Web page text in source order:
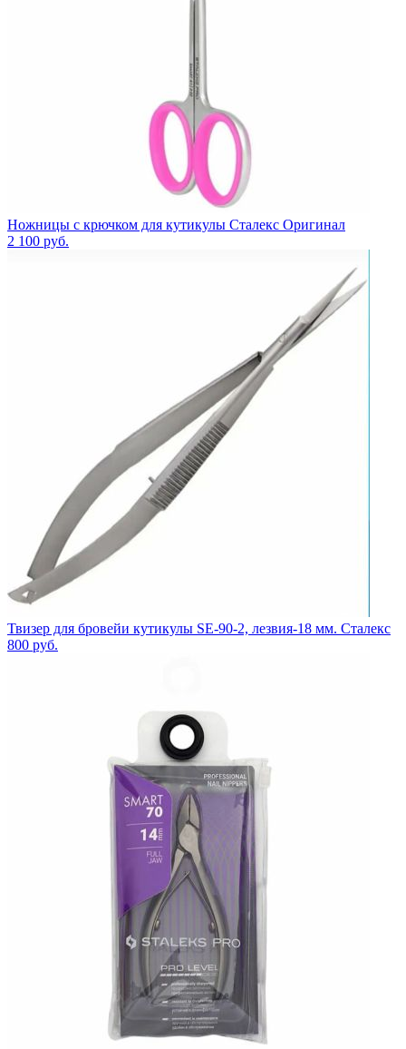
Ножницы с крючком для кутикулы Сталекс Оригинал
2 100 руб.
Твизер для бровейи кутикулы SE-90-2, лезвия-18 мм. Сталекс
800 руб.